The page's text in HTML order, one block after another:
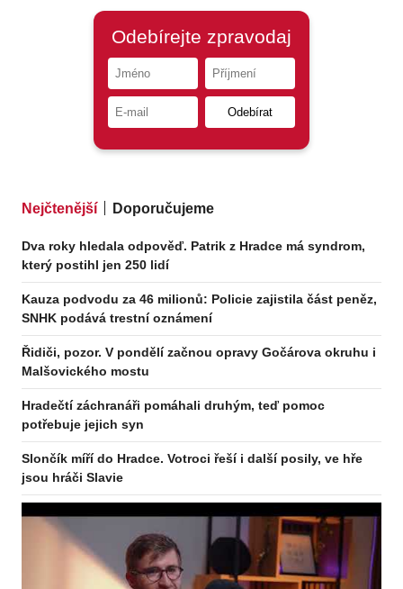
Nejčtenější Doporučujeme
Dva roky hledala odpověď. Patrik z Hradce má syndrom,
který postihl jen 250 lidí
Kauza podvodu za 46 milionů: Policie zajistila část peněz,
SNHK podává trestní oznámení
Řidiči, pozor. V pondělí začnou opravy Gočárova okruhu i
Malšovického mostu
Hradečtí záchranáři pomáhali druhým, teď pomoc
potřebuje jejich syn
Slončík míří do Hradce. Votroci řeší i další posily, ve hře
jsou hráči Slavie